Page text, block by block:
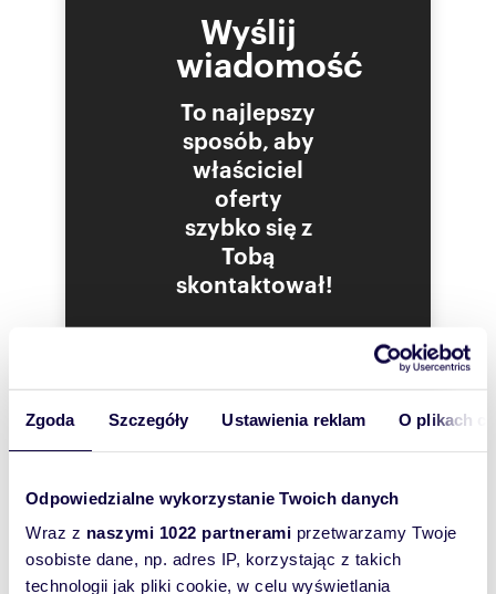
Zgoda Szczegóły Ustawienia reklam O plikach
Odpowiedzialne wykorzystanie Twoich danych
Wraz z naszymi 1022 partnerami przetwarzamy Twoje
osobiste dane, np. adres IP, korzystając z takich
technologii jak pliki cookie, w celu wyświetlania
Treść niniejszego ogłoszenia nie stanowi oferty
handlowej w rozumieniu Kodeksu Cywilnego.
Nr licencji zawodowej: 1555
Wyślij
wiadomość
To najlepszy
sposób, aby
właściciel
oferty
szybko się z
Tobą
skontaktował!